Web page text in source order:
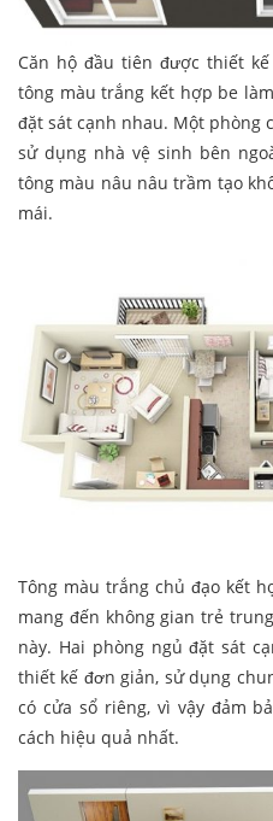
Căn hộ đầu tiên được thiết
tông màu trắng kết hợp be
đặt sát cạnh nhau. Một phòng
sử dụng nhà vệ sinh bên
tông màu nâu nâu trầm tạo
mái.
Tông màu trắng chủ đạo kết
mang đến không gian trẻ
này. Hai phòng ngủ đặt sát
thiết kế đơn giản, sử dụng
có cửa sổ riêng, vì vậy đảm
cách hiệu quả nhất.